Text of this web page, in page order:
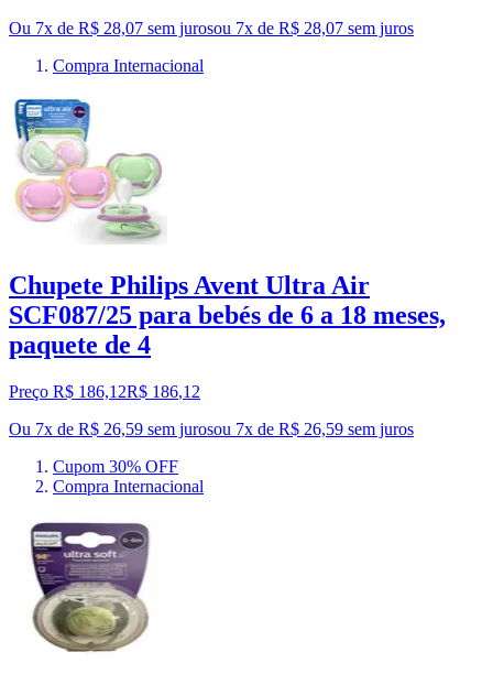
Ou 7x de R$ 28,07 sem jurosou 7x de R$ 28,07 sem juros
Compra Internacional
Chupete Philips Avent Ultra Air
SCF087/25 para bebés de 6 a 18 meses,
paquete de 4
Preço R$ 186,12R$ 186,12
Ou 7x de R$ 26,59 sem jurosou 7x de R$ 26,59 sem juros
Cupom 30% OFF
Compra Internacional